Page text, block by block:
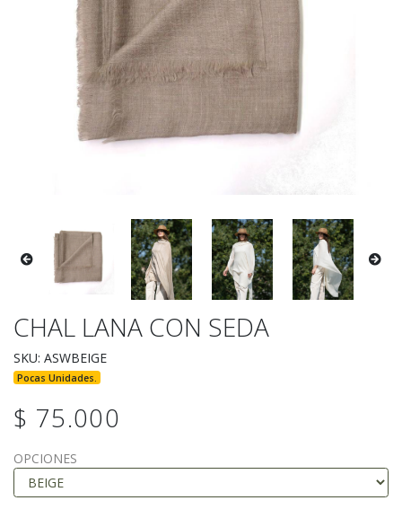
CHAL LANA CON SEDA
SKU: ASWBEIGE
Pocas Unidades.
$ 75.000
OPCIONES